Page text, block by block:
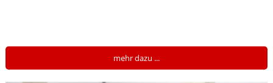
mehr dazu ...